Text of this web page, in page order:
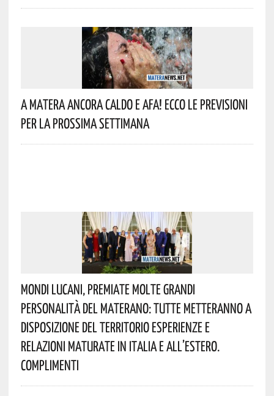
A Matera Ancora Caldo E Afa! Ecco Le Previsioni
Per La Prossima Settimana
Mondi Lucani, Premiate Molte Grandi
Personalità Del Materano: Tutte Metteranno A
Disposizione Del Territorio Esperienze E
Relazioni Maturate In Italia E All’estero.
Complimenti